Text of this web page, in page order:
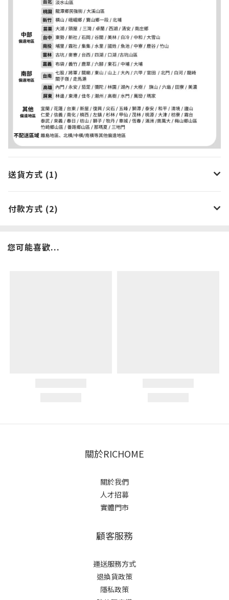
送貨方式 (1)
付款方式 (2)
您可能喜歡...
關於RICHOME
關於我們
人才招募
實體門市
顧客服務
運送服務方式
退換貨政策
隱私政策